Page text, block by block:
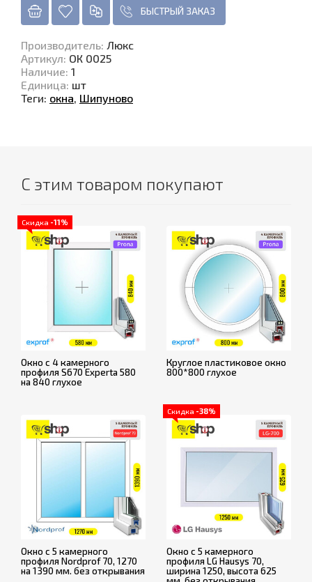
БЫСТРЫЙ ЗАКАЗ
Производитель: Люкс
Артикул: ОК 0025
Наличие: 1
Единица: шт
Теги: окна, Шипуново
С этим товаром покупают
Скидка -11%
Окно с 4 камерного
профиля S670 Experta 580
на 840 глухое
Круглое пластиковое окно
800*800 глухое
Окно с 5 камерного
профиля Nordprof 70, 1270
на 1390 мм. без открывания
Скидка -38%
Окно с 5 камерного
профиля LG Hausys 70,
ширина 1250, высота 625